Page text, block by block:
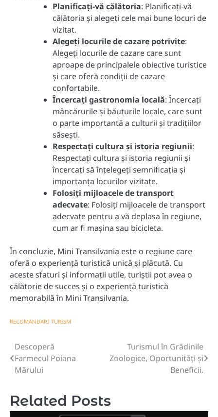
Planificați-vă călătoria: Planificați-vă
călătoria și alegeți cele mai bune locuri de
vizitat.
Alegeți locurile de cazare potrivite:
Alegeți locurile de cazare care sunt
aproape de principalele obiective turistice
și care oferă condiții de cazare
confortabile.
Încercați gastronomia locală: Încercați
mâncărurile și băuturile locale, care sunt
o parte importantă a culturii și tradițiilor
săsești.
Respectați cultura și istoria regiunii:
Respectați cultura și istoria regiunii și
încercați să înțelegeți semnificația și
importanța locurilor vizitate.
Folosiți mijloacele de transport
adecvate: Folosiți mijloacele de transport
adecvate pentru a vă deplasa în regiune,
cum ar fi mașina sau bicicleta.
În concluzie, Mini Transilvania este o regiune care
oferă o experiență turistică unică și plăcută. Cu
aceste sfaturi și informații utile, turiștii pot avea o
călătorie de succes și o experiență turistică
memorabilă în Mini Transilvania.
RECOMANDARI TURISM
Navigare
în
Descoperă
Farmecul Poiana
Mărului
Turismul în Grădinile
Zoologice, Oportunități și
Beneficii.
Related Posts